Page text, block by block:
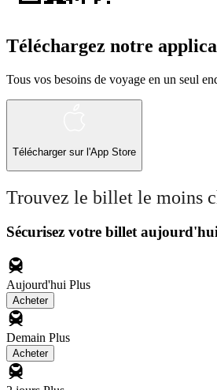
Téléchargez notre
Tous vos besoins de voyage en un seul
Télécharger sur l'App Store
Trouvez le billet le moins
Sécurisez votre billet
Aujourd'hui Plus
Acheter
Demain Plus
Acheter